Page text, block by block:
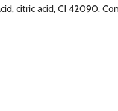
citric acid, CI 42090.